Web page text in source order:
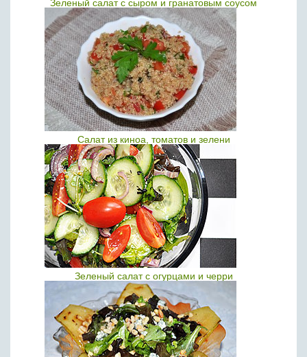
Зеленый салат с сыром и гранатовым соусом
Салат из киноа, томатов и зелени
Зеленый салат с огурцами и черри